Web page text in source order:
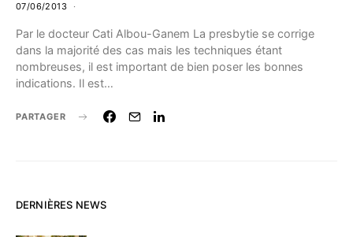
07/06/2013
Par le docteur Cati Albou-Ganem La presbytie se corrige
dans la majorité des cas mais les techniques étant
nombreuses, il est important de bien poser les bonnes
indications. Il est…
PARTAGER
DERNIÈRES NEWS